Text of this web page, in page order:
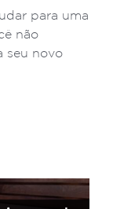
para uma
não
seu novo